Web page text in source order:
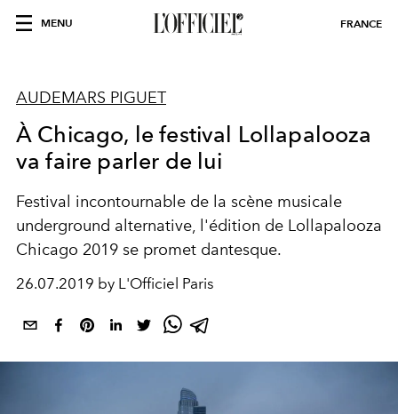
MENU FRANCE
AUDEMARS PIGUET
À Chicago, le festival Lollapalooza
va faire parler de lui
Festival incontournable de la scène musicale
underground alternative, l'édition de Lollapalooza
Chicago 2019 se promet dantesque.
26.07.2019 by L'Officiel Paris